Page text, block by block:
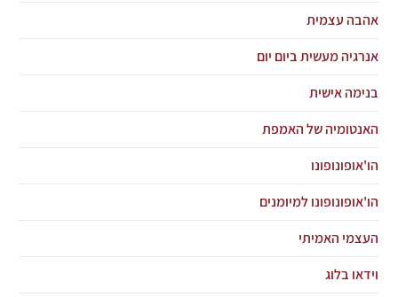
אהבה עצמית
אנרגיה מעשית ביום יום
בנימה אישית
האנטומיה של האמפת
הו'אופונופונו
הו'אופונופונו למיומנים
העצמי האמיתי
וידאו בלוג